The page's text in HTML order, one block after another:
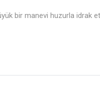
bir manevi huzurla idrak